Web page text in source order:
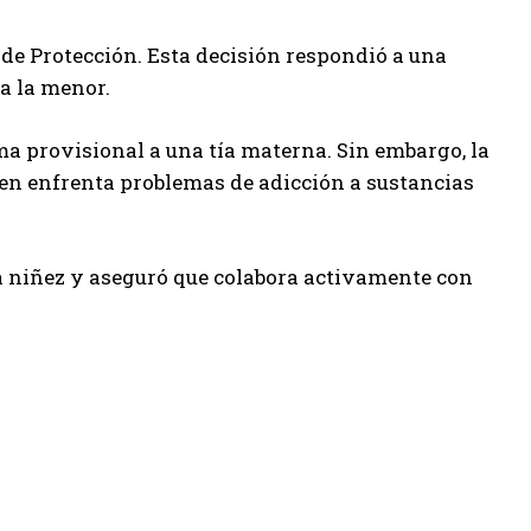
Protección. Esta decisión respondió a una
la menor.
provisional a una tía materna. Sin embargo, la
enfrenta problemas de adicción a sustancias
y aseguró que colabora activamente con